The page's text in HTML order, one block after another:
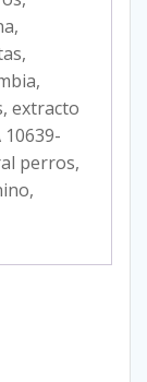
extracto
perros,